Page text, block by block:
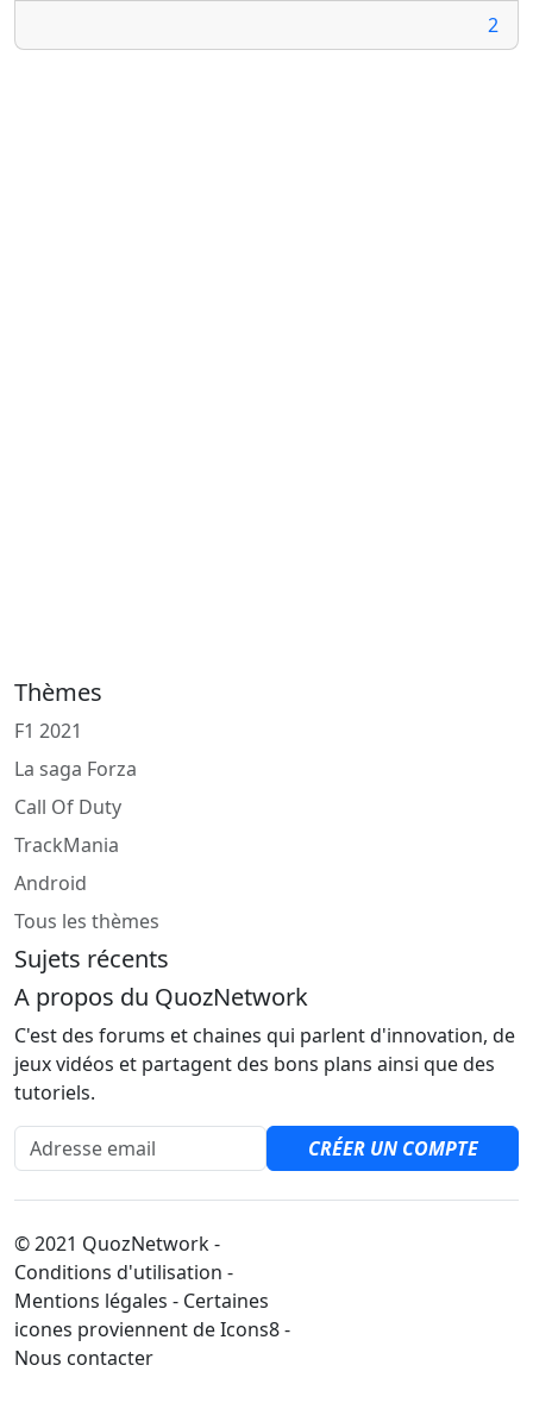
2
Thèmes
F1 2021
La saga Forza
Call Of Duty
TrackMania
Android
Tous les thèmes
Sujets récents
A propos du QuozNetwork
C'est des forums et chaines qui parlent d'innovation, de
jeux vidéos et partagent des bons plans ainsi que des
tutoriels.
Adresse email
CRÉER UN COMPTE
© 2021 QuozNetwork -
Conditions d'utilisation -
Mentions légales - Certaines
icones proviennent de Icons8 -
Nous contacter